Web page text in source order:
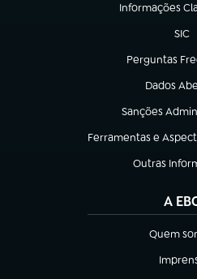
Informações
(abre em nova
SIC
Perguntas
(abre em
Dados
(abre em
Sanções
(abre em nova
Ferramentas e
(abre em nova aba)
Outras
(abre em
A
Quem
(abre em
(abre